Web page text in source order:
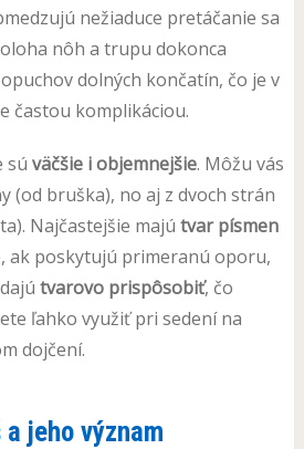
nežiaduce pretáčanie sa
nôh a trupu dokonca
dolných končatín, čo je v
častou komplikáciou.
sú väčšie i objemnejšie. Môžu vás
(od bruška), no aj z dvoch strán
Najčastejšie majú tvar písmen
ak poskytujú primeranú oporu,
tvarovo prispôsobiť, čo
ľahko využiť pri sedení na
dojčení.
jeho význam